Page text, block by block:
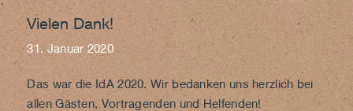
Vielen Dank!
31. Januar 2020
Das war die IdA 2020. Wir bedanken uns herzlich bei
allen Gästen, Vortragenden und Helfenden!